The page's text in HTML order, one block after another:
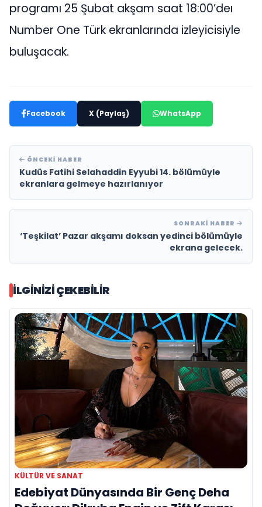
programı 25 Şubat akşam saat 18:00’deı
Number One Türk ekranlarında izleyicisiyle
buluşacak.
Facebook X (Paylaş) WhatsApp
ÖNCEKI HABER
Kudüs Fatihi Selahaddin Eyyubi 14. bölümüyle
ekranlara gelmeye hazırlanıyor
SONRAKI HABER
‘Teşkilat’ Pazar akşamı doksan yedinci bölümüyle
ekrana gelecek.
İLGINIZI ÇEKEBILIR
KÜLTÜR VE SANAT
Edebiyat Dünyasında Bir Genç Deha